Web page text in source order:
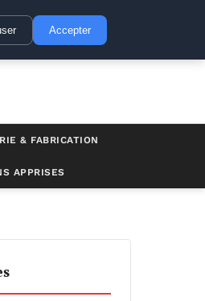
& FABRICATION
APPRISES
Accepter